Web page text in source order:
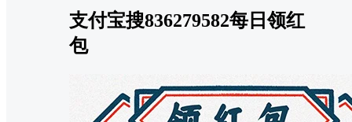
支付宝搜836279582每日领红
包